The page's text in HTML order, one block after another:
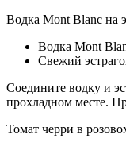
Водка Mont Blanc на
Водка Mont
Свежий
Соедините водку и
прохладном месте.
Томат черри в